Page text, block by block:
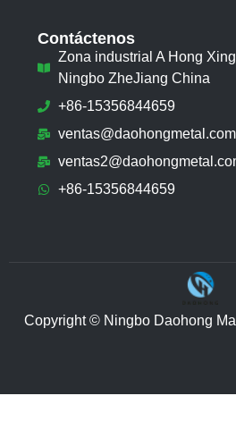
Contáctenos
Zona industrial A Hong
Ningbo ZheJiang China
+86-15356844659
ventas@daohongmetal.com
+86-15356844659
Copyright © Ningbo Daohong